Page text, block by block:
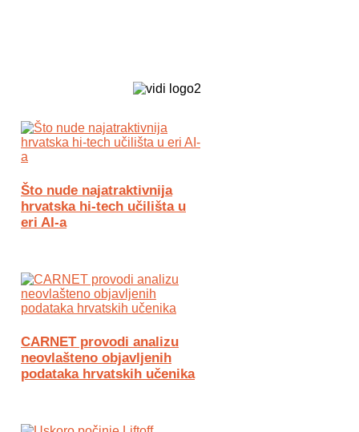
Što nude najatraktivnija
hrvatska hi-tech učilišta u
eri AI-a
CARNET provodi analizu
neovlašteno objavljenih
podataka hrvatskih učenika